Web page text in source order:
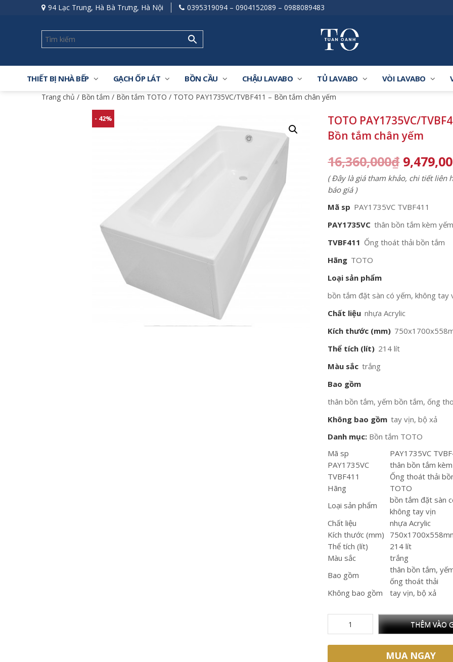
94 Lạc Trung, Hà Bà Trưng, Hà Nội 0395319094 – 0904152089 – 0988089483
THIẾT BỊ NHÀ BẾP GẠCH ỐP LÁT BỒN CẦU CHẬU LAVABO TỦ LAVABO VÒI LAVABO
Trang chủ / Bồn tắm / Bồn tắm TOTO / TOTO PAY1735VC/TVBF411 – Bồn tắm chân yếm
- 42%
TOTO PAY1735VC/
Bồn tắm chân yếm
16,360,000₫
( Đây là giá tham khảo, chi tiết liên
báo giá )
Mã sp PAY1735VC TVBF411
PAY1735VC thân bồn tắm kèm
TVBF411 Ống thoát thải bồn tắm
Hãng TOTO
Loại sản phẩm
bồn tắm đặt sàn có yếm, không tay
Chất liệu nhựa Acrylic
Kích thước (mm)
Thể tích (lít) 214 lít
Màu sắc trắng
Bao gồm
thân bồn tắm, yếm bồn tắm, ống
Không bao gồm tay vịn, bộ xả
Danh mục: Bồn tắm TOTO
Mã sp
PAY1735VC
PAY1735VC
thân bồn tắm
TVBF411
Ống thoát thải
Hãng
TOTO
Loại sản phẩm
bồn tắm đặt sàn
không tay vịn
Chất liệu
nhựa Acrylic
Kích thước (mm)
Thể tích (lít)
214 lít
Màu sắc
trắng
Bao gồm
thân bồn tắm,
ống thoát thải
Không bao gồm
tay vịn, bộ xả
THÊM VÀO
MUA NGAY